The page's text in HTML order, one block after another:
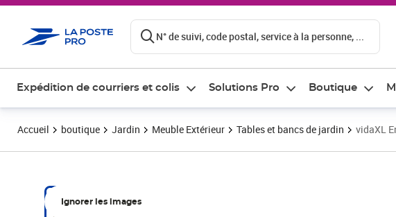
N° de suivi, code postal, service à la personne, ...
Expédition de courriers et colis Solutions Pro Boutique
Accueil boutique Jardin Meuble Extérieur Tables et bancs de jardin vidaXL
Ignorer les images